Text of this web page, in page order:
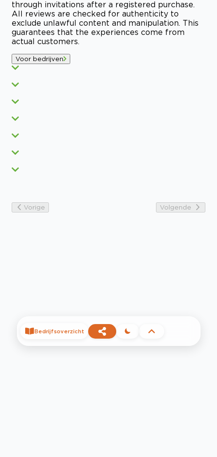
through invitations after a registered purchase.
All reviews are checked for authenticity to
exclude unlawful content and manipulation. This
guarantees that the experiences come from
actual customers.
Voor bedrijven
Vorige Volgende
Bedrijfsoverzicht